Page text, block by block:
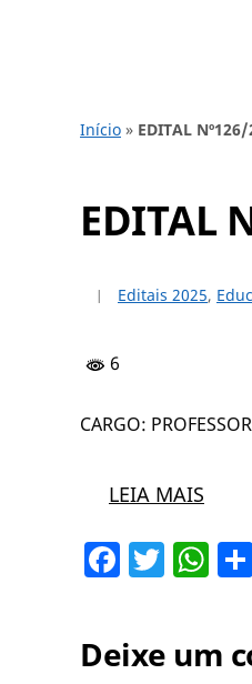
Início » EDITAL
EDITAL
Editais 2025,
6
CARGO:
LEIA MAIS
Deixe um